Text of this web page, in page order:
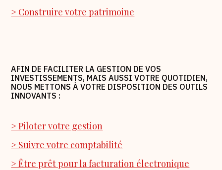
> Construire votre patrimoine
AFIN DE FACILITER LA GESTION DE VOS
INVESTISSEMENTS, MAIS AUSSI VOTRE QUOTIDIEN,
NOUS METTONS À VOTRE DISPOSITION DES OUTILS
INNOVANTS :
> Piloter votre gestion
> Suivre votre comptabilité
> Être prêt pour la facturation électronique